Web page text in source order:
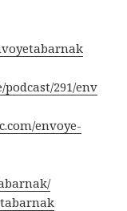
291/env
envoye-